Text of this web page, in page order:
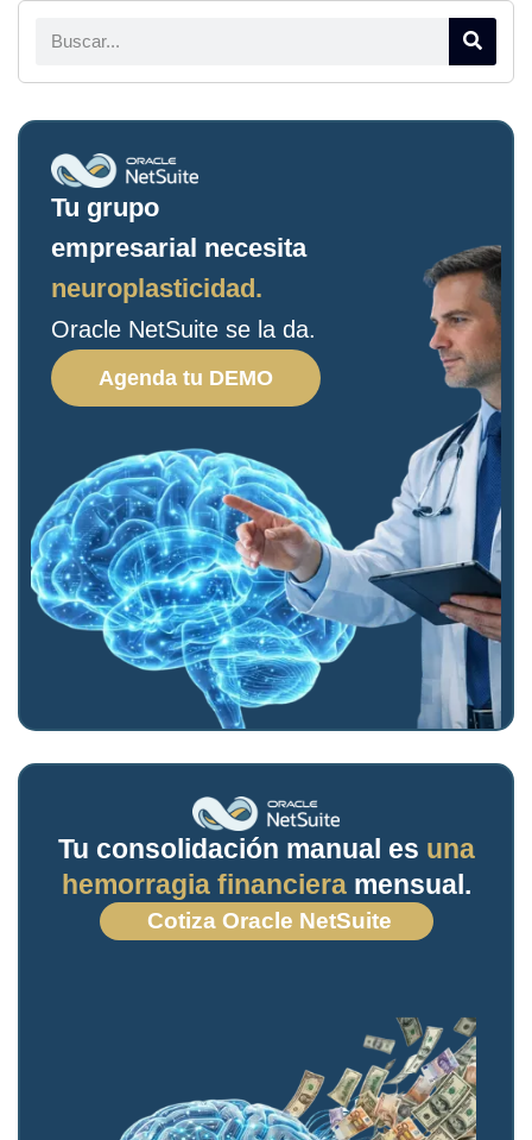
Tu grupo
empresarial necesita
neuroplasticidad.
Oracle NetSuite se la da.
Agenda tu DEMO
Tu consolidación manual es una
hemorragia financieramensual.
Cotiza Oracle NetSuite